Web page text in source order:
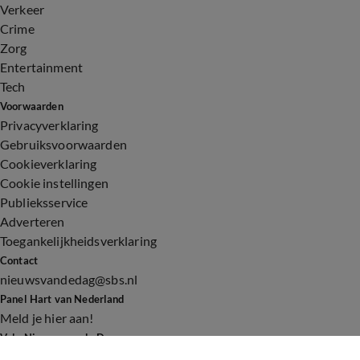
Verkeer
Crime
Zorg
Entertainment
Tech
Voorwaarden
Privacyverklaring
Gebruiksvoorwaarden
Cookieverklaring
Cookie instellingen
Publieksservice
Adverteren
Toegankelijkheidsverklaring
Contact
nieuwsvandedag@sbs.nl
Panel Hart van Nederland
Meld je hier aan!
Volg Nieuws van de Dag